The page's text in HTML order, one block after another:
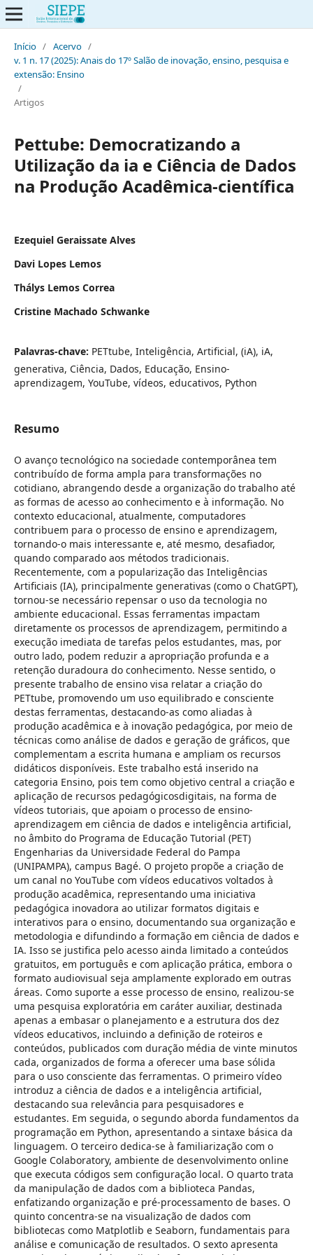
Início / Acervo /
v. 1 n. 17 (2025): Anais do 17º Salão de inovação, ensino, pesquisa e
extensão: Ensino
/
Artigos
Pettube: Democratizando a
Utilização da ia e Ciência de Dados
na Produção Acadêmica-científica
Ezequiel Geraissate Alves
Davi Lopes Lemos
Thálys Lemos Correa
Cristine Machado Schwanke
Palavras-chave: PETtube, Inteligência, Artificial, (iA), iA,
generativa, Ciência, Dados, Educação, Ensino-
aprendizagem, YouTube, vídeos, educativos, Python
Resumo
O avanço tecnológico na sociedade contemporânea tem
contribuído de forma ampla para transformações no
cotidiano, abrangendo desde a organização do trabalho até
as formas de acesso ao conhecimento e à informação. No
contexto educacional, atualmente, computadores
contribuem para o processo de ensino e aprendizagem,
tornando-o mais interessante e, até mesmo, desafiador,
quando comparado aos métodos tradicionais.
Recentemente, com a popularização das Inteligências
Artificiais (IA), principalmente generativas (como o ChatGPT),
tornou-se necessário repensar o uso da tecnologia no
ambiente educacional. Essas ferramentas impactam
diretamente os processos de aprendizagem, permitindo a
execução imediata de tarefas pelos estudantes, mas, por
outro lado, podem reduzir a apropriação profunda e a
retenção duradoura do conhecimento. Nesse sentido, o
presente trabalho de ensino visa relatar a criação do
PETtube, promovendo um uso equilibrado e consciente
destas ferramentas, destacando-as como aliadas à
produção acadêmica e à inovação pedagógica, por meio de
técnicas como análise de dados e geração de gráficos, que
complementam a escrita humana e ampliam os recursos
didáticos disponíveis. Este trabalho está inserido na
categoria Ensino, pois tem como objetivo central a criação e
aplicação de recursos pedagógicosdigitais, na forma de
vídeos tutoriais, que apoiam o processo de ensino-
aprendizagem em ciência de dados e inteligência artificial,
no âmbito do Programa de Educação Tutorial (PET)
Engenharias da Universidade Federal do Pampa
(UNIPAMPA), campus Bagé. O projeto propõe a criação de
um canal no YouTube com vídeos educativos voltados à
produção acadêmica, representando uma iniciativa
pedagógica inovadora ao utilizar formatos digitais e
interativos para o ensino, documentando sua organização e
metodologia e difundindo a formação em ciência de dados e
IA. Isso se justifica pelo acesso ainda limitado a conteúdos
gratuitos, em português e com aplicação prática, embora o
formato audiovisual seja amplamente explorado em outras
áreas. Como suporte a esse processo de ensino, realizou-se
uma pesquisa exploratória em caráter auxiliar, destinada
apenas a embasar o planejamento e a estrutura dos dez
vídeos educativos, incluindo a definição de roteiros e
conteúdos, publicados com duração média de vinte minutos
cada, organizados de forma a oferecer uma base sólida
para o uso consciente das ferramentas. O primeiro vídeo
introduz a ciência de dados e a inteligência artificial,
destacando sua relevância para pesquisadores e
estudantes. Em seguida, o segundo aborda fundamentos da
programação em Python, apresentando a sintaxe básica da
linguagem. O terceiro dedica-se à familiarização com o
Google Colaboratory, ambiente de desenvolvimento online
que executa códigos sem configuração local. O quarto trata
da manipulação de dados com a biblioteca Pandas,
enfatizando organização e pré-processamento de bases. O
quinto concentra-se na visualização de dados com
bibliotecas como Matplotlib e Seaborn, fundamentais para
análise e comunicação de resultados. O sexto apresenta